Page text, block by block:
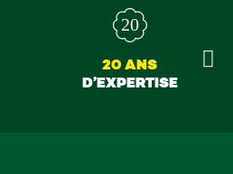
20 ANS
D’EXPERTISE